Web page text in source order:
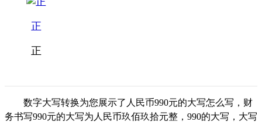
正
正
数字大写转换为您展示了人民币990元的大写怎么写，财
务书写990元的大写为人民币玖佰玖拾元整，990的大写，大写